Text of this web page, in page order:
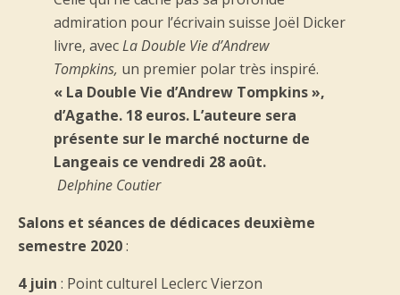
admiration pour l’écrivain suisse Joël Dicker
livre, avecLa Double Vie d’Andrew
Tompkins, un premier polar très inspiré.
« La Double Vie d’Andrew Tompkins »,
d’Agathe. 18 euros. L’auteure sera
présente sur le marché nocturne de
Langeais ce vendredi 28 août.
Delphine Coutier
Salons et séances de dédicaces deuxième
semestre 2020:
4 juin : Point culturel Leclerc Vierzon